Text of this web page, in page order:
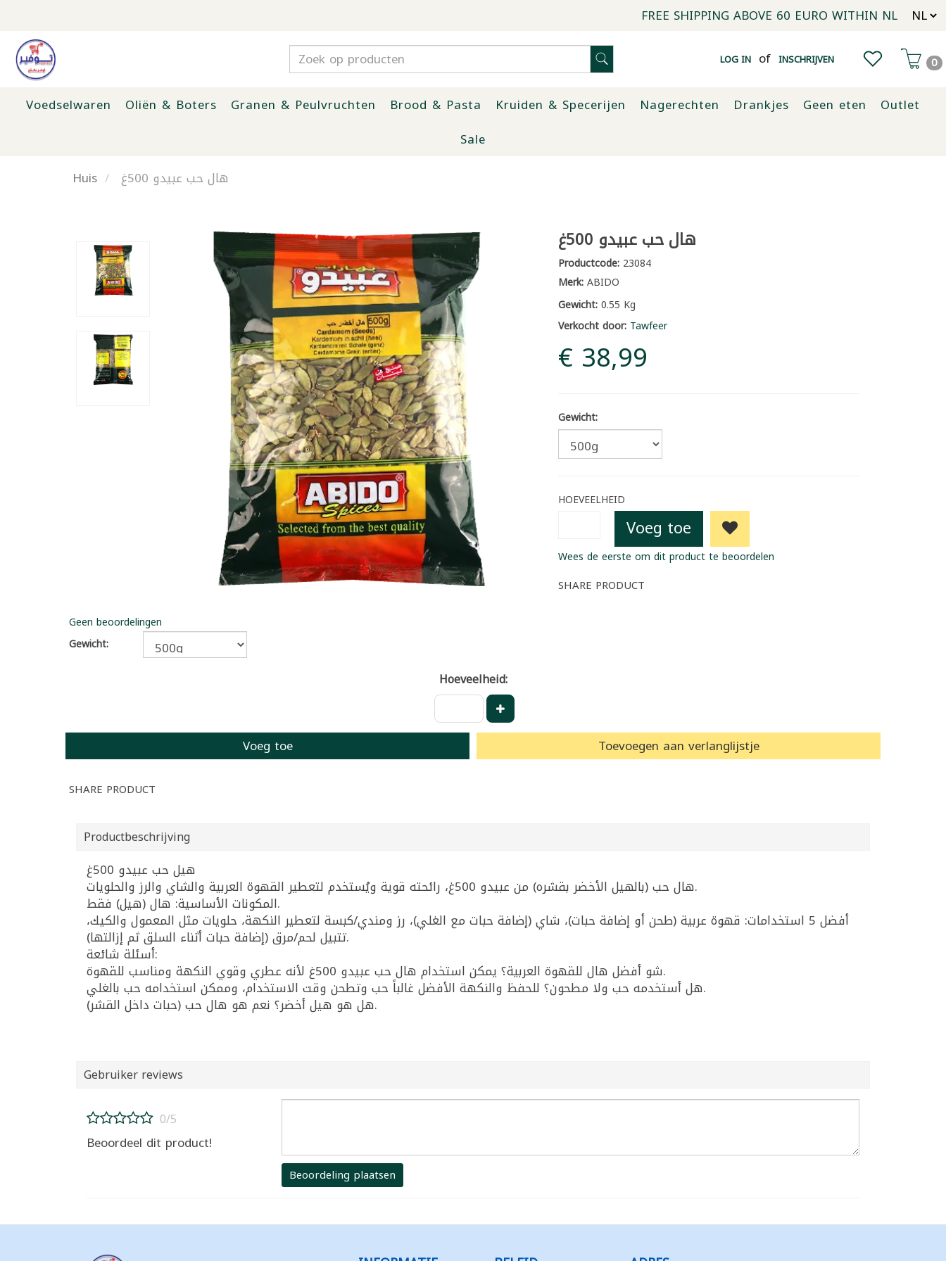
FREE SHIPPING ABOVE 60 EURO WITHIN NL
LOG IN of INSCHRIJVEN 0
Voedselwaren Oliën & Boters Granen & Peulvruchten Brood & Pasta Kruiden & Specerijen Nagerechten Drankjes Geen eten
Outlet
Sale
Huis
هال حب عبيدو 500غ
هال حب عبيدو 500غ
Productcode:23084
Merk:ABIDO
Gewicht:0.55 Kg
Verkocht door: Tawfeer
€ 38,99
Gewicht:
HOEVEELHEID
Voeg toe
Wees de eerste om dit product te beoordelen
SHARE PRODUCT
Geen beoordelingen
Gewicht:
Hoeveelheid:
Voeg toe Toevoegen aan verlanglijstje
SHARE PRODUCT
Productbeschrijving
هيل حب عبيدو 500غ
هال حب (بالهيل الأخضر بقشره) من عبيدو 500غ، رائحته قوية ويُستخدم لتعطير القهوة العربية والشاي والرز والحلويات.
المكونات الأساسية: هال (هيل) فقط.
أفضل 5 استخدامات: قهوة عربية (طحن أو إضافة حبات)، شاي (إضافة حبات مع الغلي)، رز ومندي/كبسة لتعطير النكهة، حلويات مثل المعمول والكيك،
تتبيل لحم/مرق (إضافة حبات أثناء السلق ثم إزالتها).
أسئلة شائعة:
شو أفضل هال للقهوة العربية؟ يمكن استخدام هال حب عبيدو 500غ لأنه عطري وقوي النكهة ومناسب للقهوة.
هل أستخدمه حب ولا مطحون؟ للحفظ والنكهة الأفضل غالباً حب وتطحن وقت الاستخدام، وممكن استخدامه حب بالغلي.
هل هو هيل أخضر؟ نعم هو هال حب (حبات داخل القشر).
Gebruiker reviews
0/5
Beoordeel dit product!
Beoordeling plaatsen